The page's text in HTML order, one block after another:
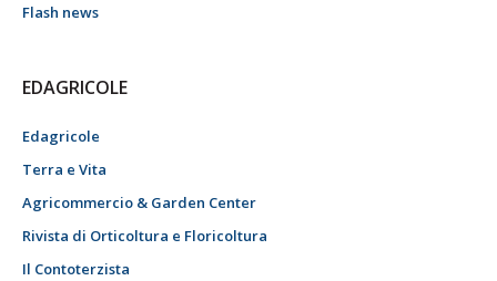
Flash news
EDAGRICOLE
Edagricole
Terra e Vita
Agricommercio & Garden Center
Rivista di Orticoltura e Floricoltura
Il Contoterzista